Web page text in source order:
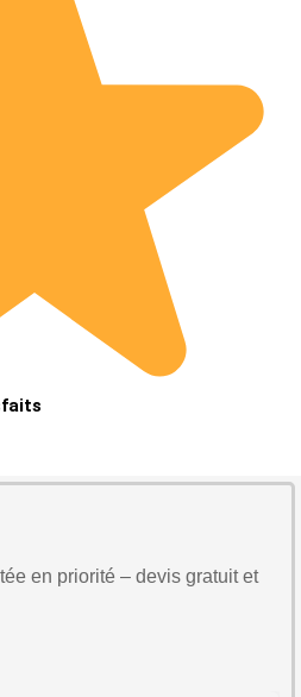
en priorité – devis gratuit et